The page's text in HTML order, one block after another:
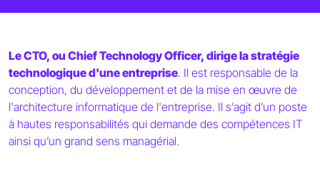
Le CTO, ou Chief Technology Officer, dirige la stratégie
technologique d'une entreprise. Il est responsable de la
conception, du développement et de la mise en œuvre de
l'architecture informatique de l'entreprise. Il s’agit d’un poste
à hautes responsabilités qui demande des compétences IT
ainsi qu’un grand sens managérial.